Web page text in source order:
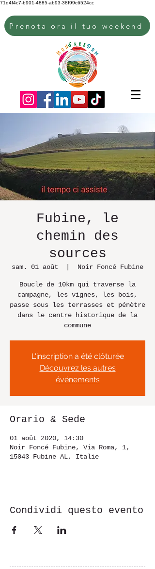
71d4f4c7-b901-4885-ab93-38f99c6524cc
Prenota ora il tuo weekend
Fubine, le
chemin des
sources
sam. 01 août Noir Foncé Fubine
Boucle de 10km qui traverse la
campagne, les vignes, les bois,
passe sous les terrasses et pénètre
dans le centre historique de la
commune
L'inscription a été clôturée
Découvrez les autres
événements
Orario & Sede
01 août 2020, 14:30
Noir Foncé Fubine, Via Roma, 1,
15043 Fubine AL, Italie
Condividi questo evento